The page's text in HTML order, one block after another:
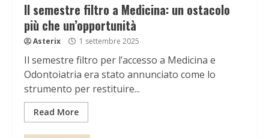
Il semestre filtro a Medicina: un ostacolo
più che un’opportunità
Asterix 1 settembre 2025
Il semestre filtro per l’accesso a Medicina e
Odontoiatria era stato annunciato come lo
strumento per restituire...
Read More